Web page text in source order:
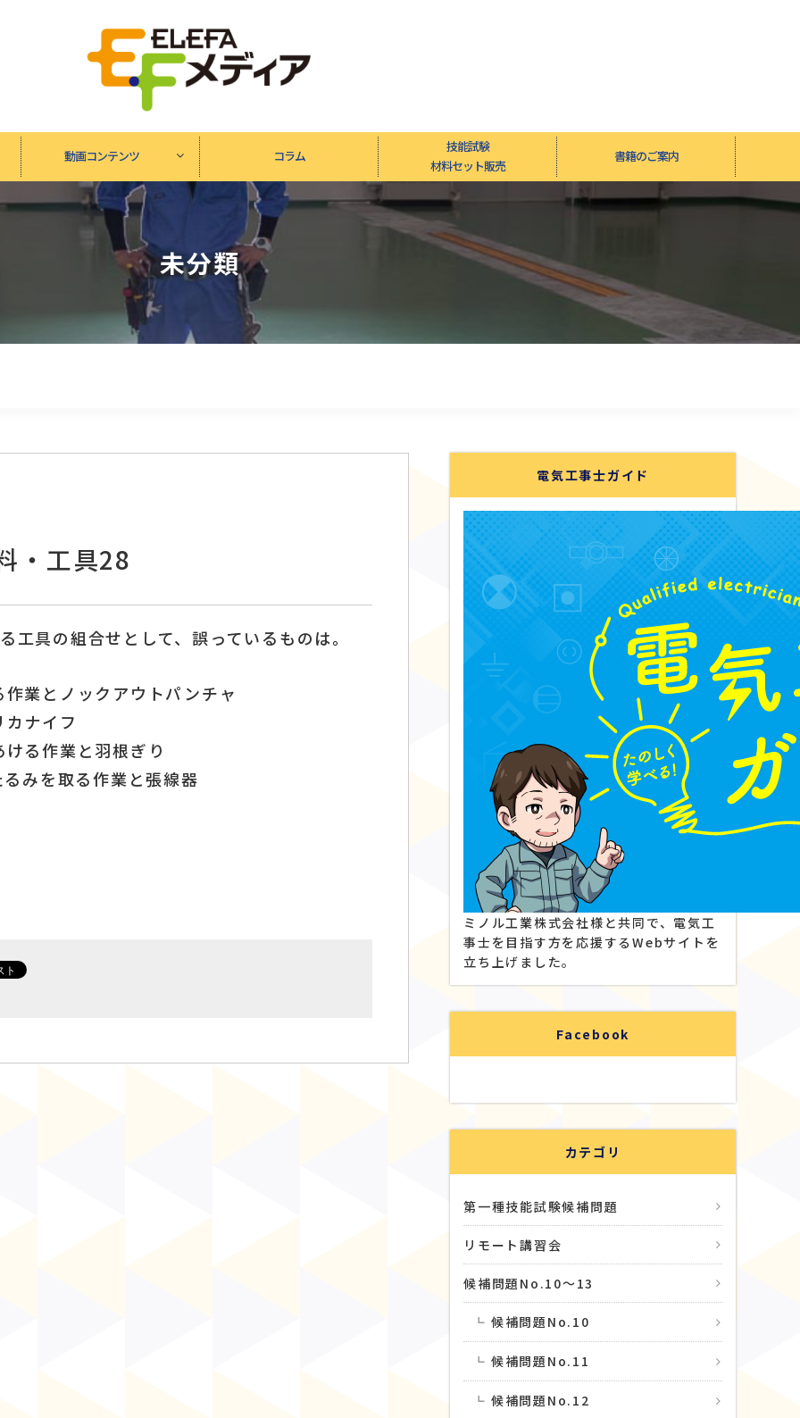
動画コンテンツ コラム
技能試験
材料セット販売
書籍のご案内
未分類
・工具28
具の組合せとして、誤っているものは。
業とノックアウトパンチャ
ナイフ
る作業と羽根ぎり
みを取る作業と張線器
電気工事士ガイド
ミノル工業株式会社様と共同で、電気工
事士を目指す方を応援するWebサイトを
立ち上げました。
Facebook
カテゴリ
第一種技能試験候補問題
リモート講習会
候補問題No.10〜13
候補問題No.10
候補問題No.11
候補問題No.12